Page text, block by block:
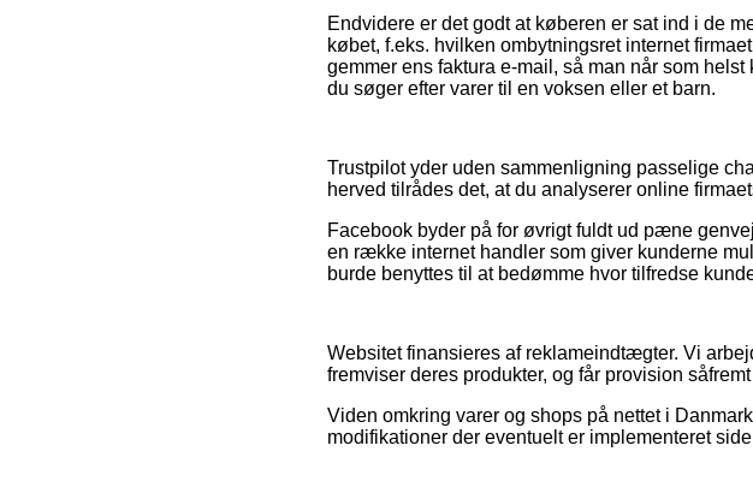
Endvidere er det godt at køberen er sat ind i de
købet, f.eks. hvilken ombytningsret internet
gemmer ens faktura e-mail, så man når som
du søger efter varer til en voksen eller et barn.
Trustpilot yder uden sammenligning passelige
herved tilrådes det, at du analyserer online
Facebook byder på for øvrigt fuldt ud pæne
en række internet handler som giver kunderne
burde benyttes til at bedømme hvor tilfredse
Websitet finansieres af reklameindtægter. Vi
fremviser deres produkter, og får provision
Viden omkring varer og shops på nettet i
modifikationer der eventuelt er implementeret